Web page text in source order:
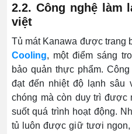
2.2. Công nghệ làm
việt
Tủ mát Kanawa được trang
Cooling, một điểm sáng
bảo quản thực phẩm.
đạt đến nhiệt độ lạnh sâu
chóng mà còn duy trì được
suốt quá trình hoạt động.
tủ luôn được giữ tươi ngon,